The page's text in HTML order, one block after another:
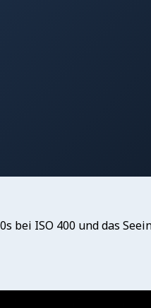
bei ISO 400 und das